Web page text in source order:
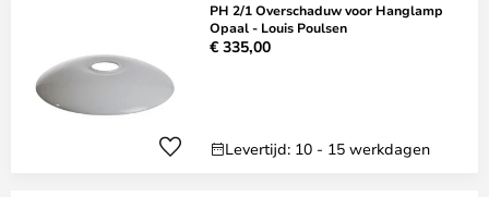
PH 2/1 Overschaduw voor Hanglamp
Opaal - Louis Poulsen
€ 335,00
Levertijd: 10 - 15 werkdagen